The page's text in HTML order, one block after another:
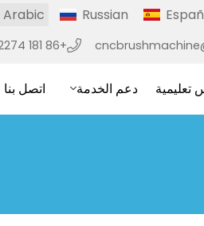
Arabic Russian
+86 181 2274 6004
تعليمية دعم الخدمة اتصل بنا